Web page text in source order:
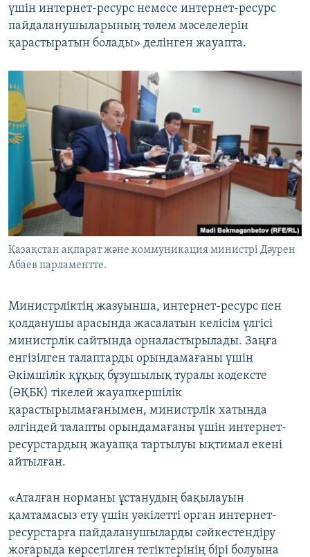
үшін интернет-ресурс немесе интернет-ресурс
пайдаланушыларының төлем мәселелерін
қарастыратын болады» делінген жауапта.
Қазақстан ақпарат және коммуникация министрі Дәурен
Абаев парламентте.
Министрліктің жазуынша, интернет-ресурс пен
қолданушы арасында жасалатын келісім үлгісі
министрлік сайтында орналастырылады. Заңға
енгізілген талаптарды орындамағаны үшін
Әкімшілік құқық бұзушылық туралы кодексте
(ӘҚБК) тікелей жауапкершілік
қарастырылмағанымен, министрлік хатында
әлгіндей талапты орындамағаны үшін интернет-
ресурстардың жауапқа тартылуы ықтимал екені
айтылған.
«Аталған норманы ұстанудың бақылауын
қамтамасыз ету үшін уәкілетті орган интернет-
ресурстарға пайдаланушыларды сәйкестендіру
жоғарыда көрсетілген тетіктерінің бірі болуына